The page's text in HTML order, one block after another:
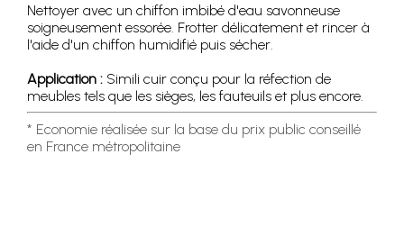
Nettoyer avec un chiffon imbibé d'eau savonneuse
soigneusement essorée. Frotter délicatement et rincer à
l'aide d'un chiffon humidifié puis sécher.
Application : Simili cuir conçu pour la réfection de
meubles tels que les sièges, les fauteuils et plus encore.
* Economie réalisée sur la base du prix public conseillé
en France métropolitaine